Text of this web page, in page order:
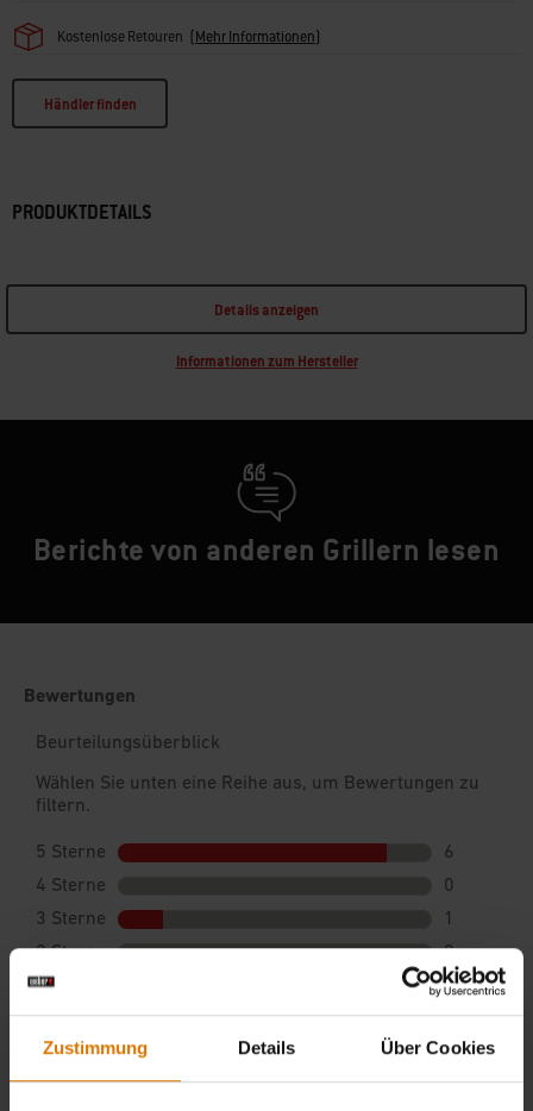
Zustimmung Details Über Cookies
Kostenlose Retouren (Mehr Informationen)
Händler finden
PRODUKTDETAILS
Details anzeigen
Informationen zum Hersteller
Berichte von anderen Grillern lesen